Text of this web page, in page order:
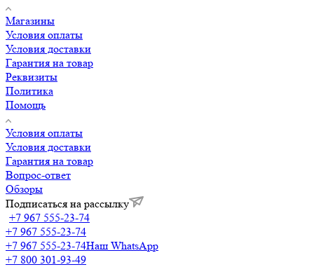
Магазины
Условия оплаты
Условия доставки
Гарантия на товар
Реквизиты
Политика
Помощь
Условия оплаты
Условия доставки
Гарантия на товар
Вопрос-ответ
Обзоры
Подписаться на рассылку
+7 967 555-23-74
+7 967 555-23-74
+7 967 555-23-74Наш WhatsApp
+7 800 301-93-49